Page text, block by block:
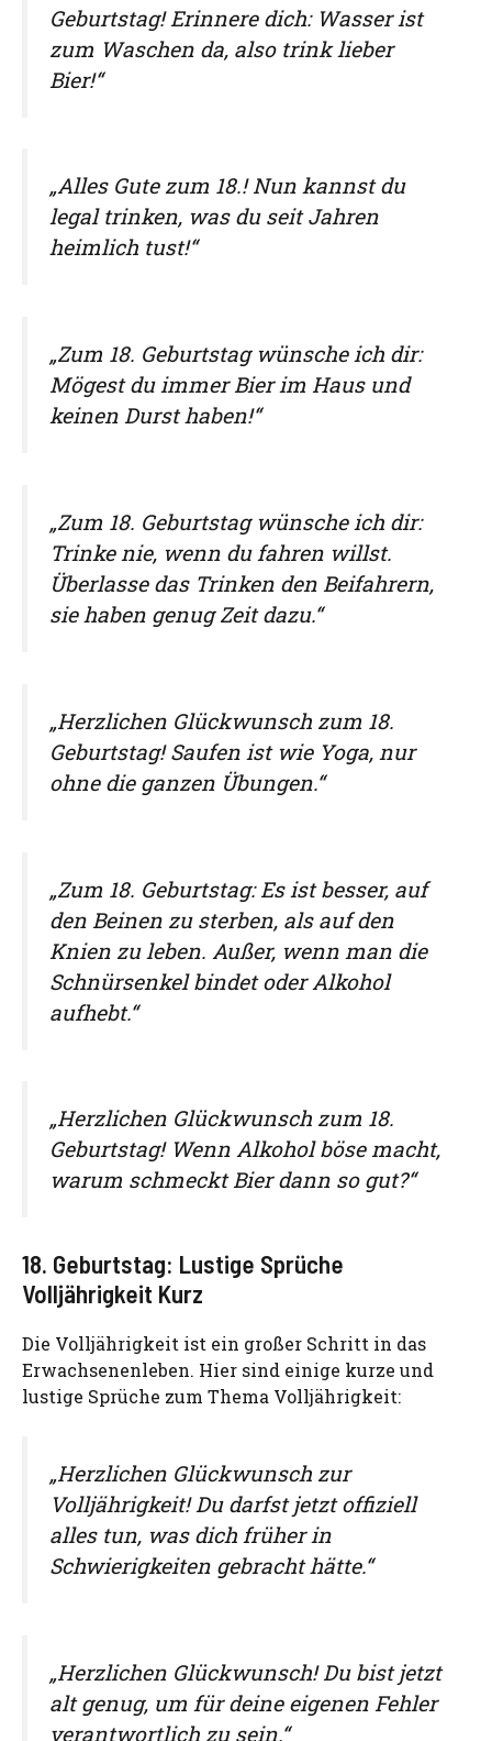
Geburtstag! Erinnere dich: Wasser ist
zum Waschen da, also trink lieber
Bier!“
„Alles Gute zum 18.! Nun kannst du
legal trinken, was du seit Jahren
heimlich tust!“
„Zum 18. Geburtstag wünsche ich dir:
Mögest du immer Bier im Haus und
keinen Durst haben!“
„Zum 18. Geburtstag wünsche ich dir:
Trinke nie, wenn du fahren willst.
Überlasse das Trinken den Beifahrern,
sie haben genug Zeit dazu.“
„Herzlichen Glückwunsch zum 18.
Geburtstag! Saufen ist wie Yoga, nur
ohne die ganzen Übungen.“
„Zum 18. Geburtstag: Es ist besser, auf
den Beinen zu sterben, als auf den
Knien zu leben. Außer, wenn man die
Schnürsenkel bindet oder Alkohol
aufhebt.“
„Herzlichen Glückwunsch zum 18.
Geburtstag! Wenn Alkohol böse macht,
warum schmeckt Bier dann so gut?“
18. Geburtstag: Lustige Sprüche
Volljährigkeit Kurz
Die Volljährigkeit ist ein großer Schritt in das
Erwachsenenleben. Hier sind einige kurze und
lustige Sprüche zum Thema Volljährigkeit:
„Herzlichen Glückwunsch zur
Volljährigkeit! Du darfst jetzt offiziell
alles tun, was dich früher in
Schwierigkeiten gebracht hätte.“
„Herzlichen Glückwunsch! Du bist jetzt
alt genug, um für deine eigenen Fehler
verantwortlich zu sein.“